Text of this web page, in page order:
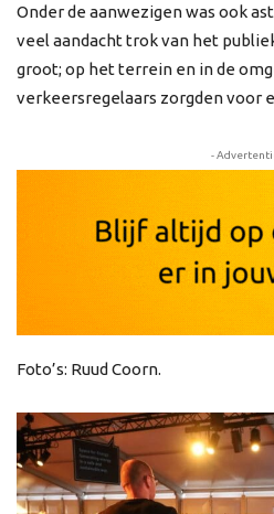
Onder de aanwezigen was ook
veel aandacht trok van het
groot; op het terrein en in de
verkeersregelaars zorgden voor
-
Foto’s: Ruud Coorn.